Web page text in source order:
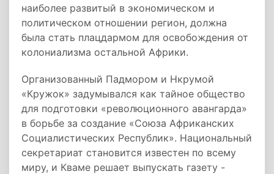
наиболее развитый в экономическом и
политическом отношении регион, должна
была стать плацдармом для освобождения от
колониализма остальной Африки.
Организованный Падмором и Нкрумой
«Кружок» задумывался как тайное общество
для подготовки «революционного авангарда»
в борьбе за создание «Союза Африканских
Социалистических Республик». Национальный
секретариат становится известен по всему
миру, и Кваме решает выпускать газету -